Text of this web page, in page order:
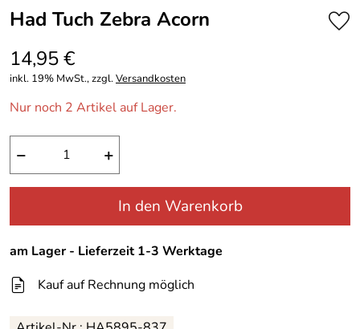
Had Tuch Zebra Acorn
14,95 €
inkl. 19% MwSt., zzgl.Versandkosten
Nur noch 2 Artikel auf Lager.
− +
In den Warenkorb
am Lager - Lieferzeit 1-3 Werktage
Kauf auf Rechnung möglich